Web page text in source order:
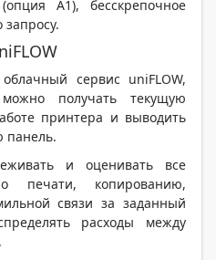
А1), бесскрепочное
сервис uniFLOW,
получать текущую
принтера и выводить
панель.
и оценивать все
печати, копированию,
связи за заданный
расходы между